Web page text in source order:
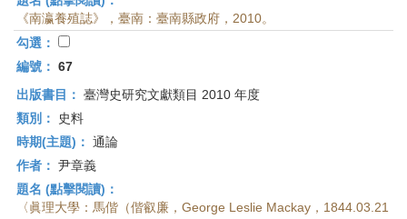
《南瀛養殖誌》，臺南：臺南縣政府，2010。
勾選：
編號： 67
出版書目： 臺灣史研究文獻類目 2010 年度
類別：
史料
時期(主題)： 通論
作者： 尹章義
題名 (點擊閱讀)：
〈眞理大學：馬偕（偕叡廉，George Leslie Mackay，1844.03.21